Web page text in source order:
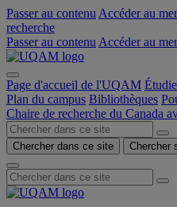
Passer au contenu Accéder au
recherche
Passer au contenu Accéder au
Page d'accueil de l'UQAM
Plan du campus Bibliothèques
Chaire de recherche du Canada
Chercher dans ce site Chercher